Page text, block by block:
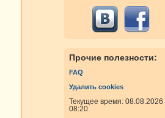
Прочие полезности:
FAQ
Удалить cookies
Текущее время: 08.08.2026
08:20